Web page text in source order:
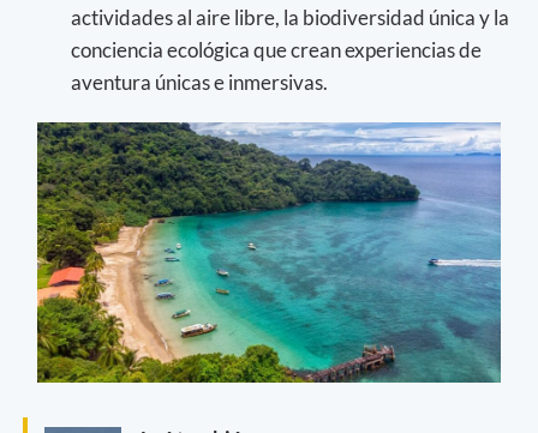
actividades al aire libre, la biodiversidad única y la
conciencia ecológica que crean experiencias de
aventura únicas e inmersivas.